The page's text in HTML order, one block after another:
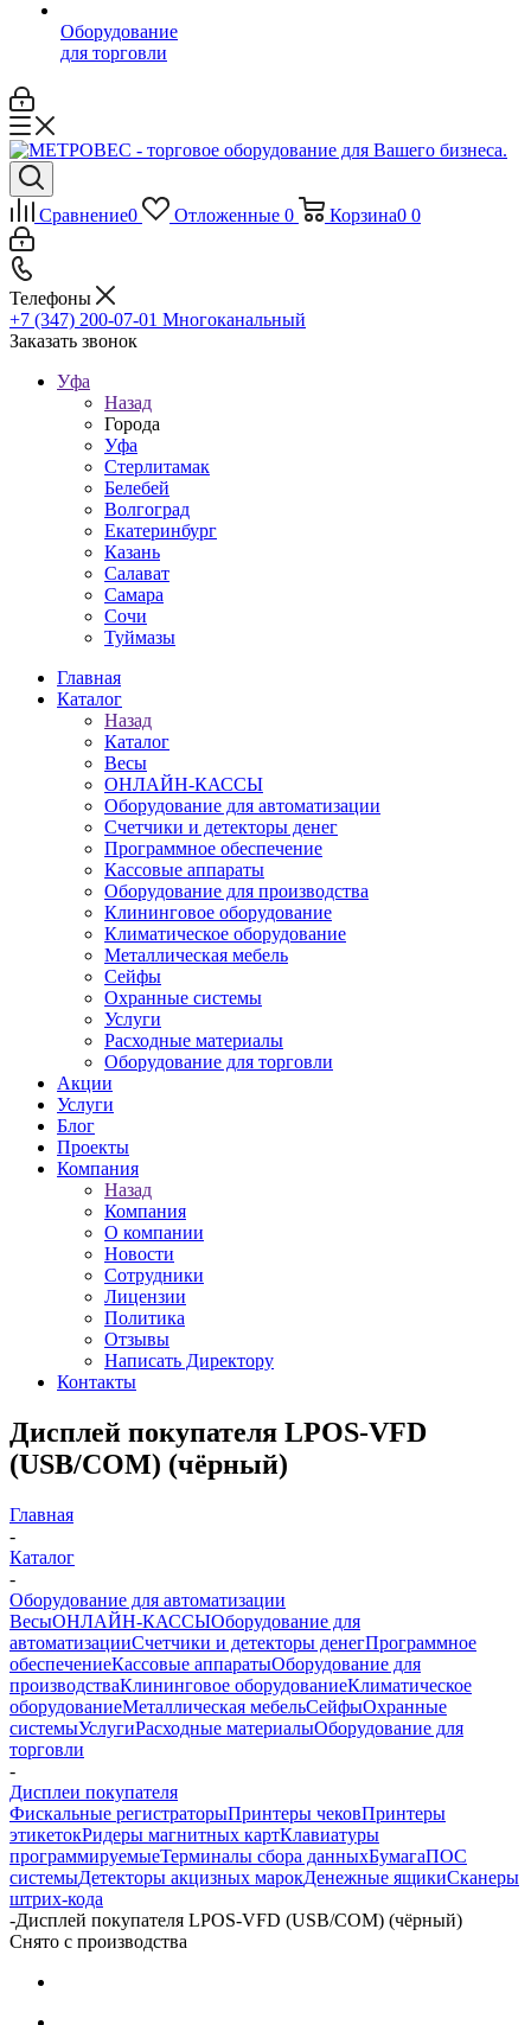
Оборудование
для торговли
Сравнение0 Отложенные 0 Корзина0 0
Телефоны
+7 (347) 200-07-01 Многоканальный
Заказать звонок
Уфа
Назад
Города
Уфа
Стерлитамак
Белебей
Волгоград
Екатеринбург
Казань
Салават
Самара
Сочи
Туймазы
Главная
Каталог
Назад
Каталог
Весы
ОНЛАЙН-КАССЫ
Оборудование для автоматизации
Счетчики и детекторы денег
Программное обеспечение
Кассовые аппараты
Оборудование для производства
Клининговое оборудование
Климатическое оборудование
Металлическая мебель
Сейфы
Охранные системы
Услуги
Расходные материалы
Оборудование для торговли
Акции
Услуги
Блог
Проекты
Компания
Назад
Компания
О компании
Новости
Сотрудники
Лицензии
Политика
Отзывы
Написать Директору
Контакты
Дисплей покупателя LPOS-VFD
(USB/COM) (чёрный)
Главная
-
Каталог
-
Оборудование для автоматизации
ВесыОНЛАЙН-КАССЫОборудование для
автоматизацииСчетчики и детекторы денегПрограммное
обеспечениеКассовые аппаратыОборудование для
производстваКлининговое оборудованиеКлиматическое
оборудованиеМеталлическая мебельСейфыОхранные
системыУслугиРасходные материалыОборудование для
торговли
-
Дисплеи покупателя
Фискальные регистраторыПринтеры чековПринтеры
этикетокРидеры магнитных картКлавиатуры
программируемыеТерминалы сбора данныхБумагаПОС
системыДетекторы акцизных марокДенежные ящикиСканеры
штрих-кода
-Дисплей покупателя LPOS-VFD (USB/COM) (чёрный)
Снято с производства